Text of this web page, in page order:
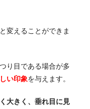
変えることができま
り目である場合が多
い印象を与えます。
大きく、垂れ目に見